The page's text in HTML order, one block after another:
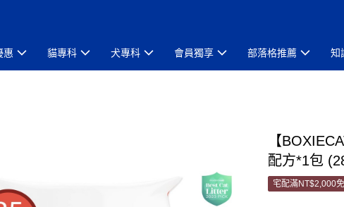
惠 貓專科 犬專科 會員獨享 部落格推薦 知
【
配方*1包
宅配滿NT$2,000